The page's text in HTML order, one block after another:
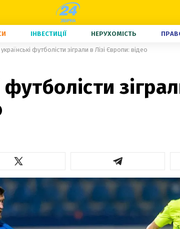
ІНВЕСТИЦІЇ НЕРУХОМІСТЬ
футболісти зіграли в Лізі Європи: відео